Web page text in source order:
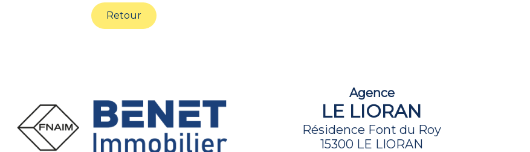
Retour
Agence
LE LIORAN
Résidence Font du Roy
15300 LE LIORAN